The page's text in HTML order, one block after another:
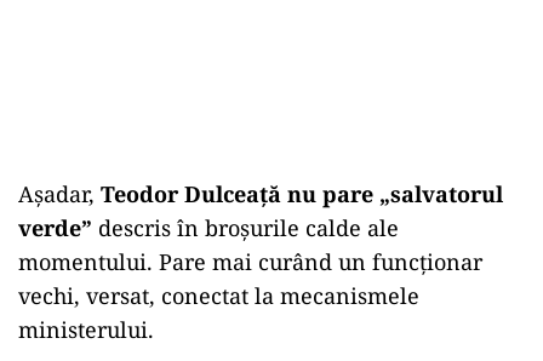
Așadar, Teodor Dulceață nu pare „salvatorul
verde” descris în broșurile calde ale
momentului. Pare mai curând un funcționar
vechi, versat, conectat la mecanismele
ministerului.